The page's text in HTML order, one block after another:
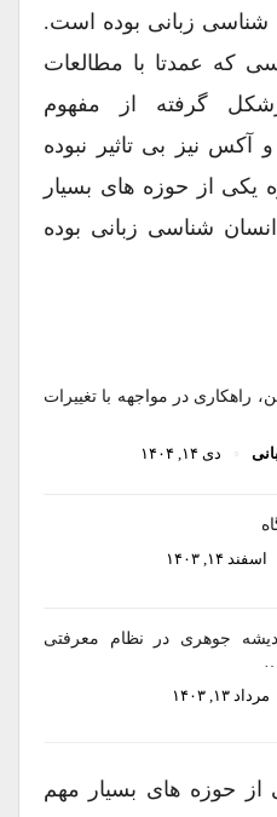
زبانی بوده است.
که عمدتا با مطالعات
گرفته از مفهوم
نیز بی تاثیر نبوده
از حوزه های بسیار
شناسی زبانی بوده
در مواجهه با تغییرات
دی ۱۴, ۱۴۰۴
اسفند ۱۴, ۱۴۰۳
جوهری در نظام معرفتی
مرداد ۱۳, ۱۴۰۳
حوزه های بسیار مهم